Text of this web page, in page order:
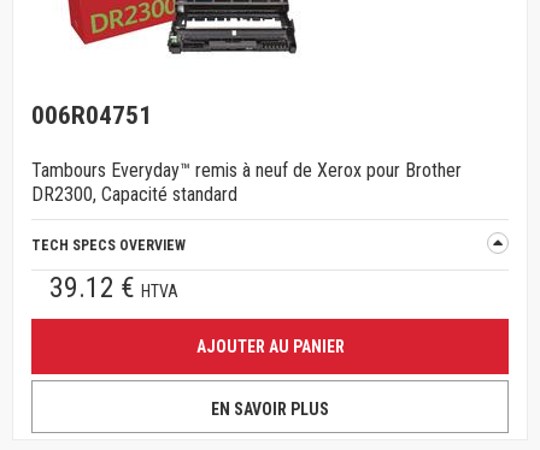
006R04751
Tambours Everyday™ remis à neuf de Xerox pour Brother
DR2300, Capacité standard
TECH SPECS OVERVIEW
39.12 € HTVA
AJOUTER AU PANIER
EN SAVOIR PLUS